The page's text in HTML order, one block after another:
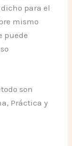
para el
mismo
puede
son
Práctica y